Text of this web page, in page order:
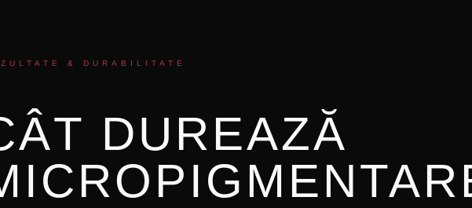
& DURABILITATE
DUREAZĂ